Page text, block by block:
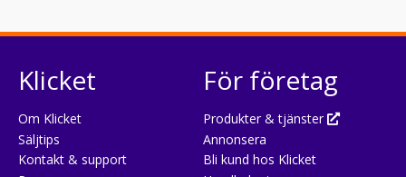
Klicket
Om Klicket
Säljtips
Kontakt & support
För företag
Produkter & tjänster
Annonsera
Bli kund hos Klicket